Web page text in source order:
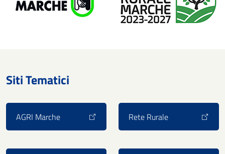
Siti Tematici
AGRI Marche Rete Rurale